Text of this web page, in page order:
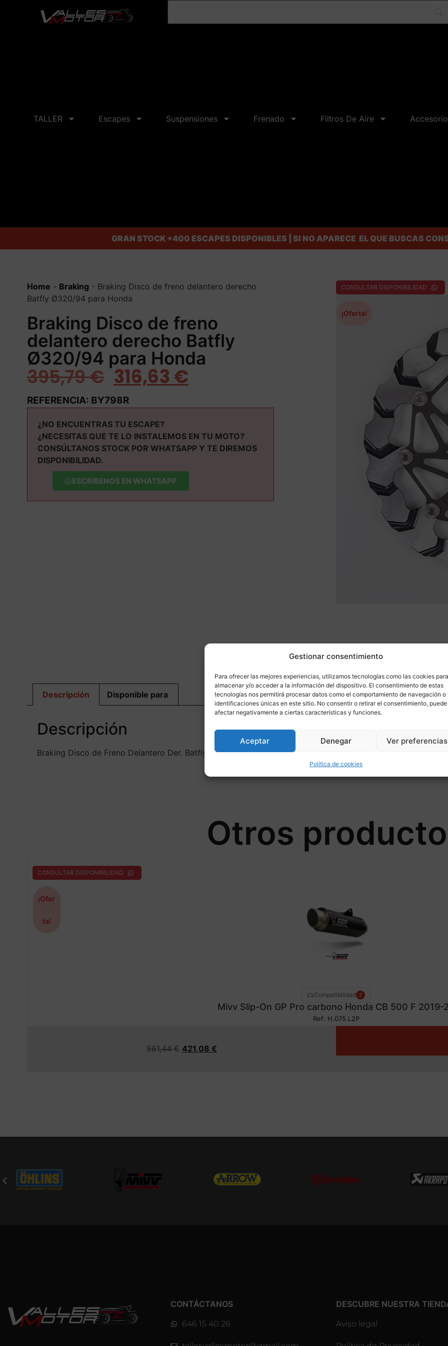
Gestionar consentimiento
Para ofrecer las mejores experiencias, utilizamos tecnologías como las cookies para
almacenar y/o acceder a la información del dispositivo. El consentimiento de estas
tecnologías nos permitirá procesar datos como el comportamiento de navegación o
identificaciones únicas en este sitio. No consentir o retirar el consentimiento, puede
afectar negativamente a ciertas características y funciones.
Aceptar Denegar Ver preferencias
Política de cookies
TALLER Escapes Suspensiones Frenado Filtros De Aire
GRAN STOCK +400 ESCAPES DISPONIBLES | SI NO APARECE EL QUE BUSCAS
Home - Braking - Braking Disco de freno delantero derecho
Batfly Ø320/94 para Honda
Braking Disco de freno
delantero derecho Batfly
Ø320/94 para Honda
395,79€ 316,63 €
REFERENCIA: BY798R
¿NO ENCUENTRAS TU ESCAPE?
¿NECESITAS QUE TE LO INSTALEMOS EN TU MOTO?
CONSÚLTANOS STOCK POR WHATSAPP Y TE DIREMOS
DISPONIBILIDAD.
ESCRÍBENOS EN WHATSAPP
CONSULTAR DISPONIBILIDAD
¡Oferta!
Más
Descripción Disponible para
Descripción
Braking Disco de Freno Delantero Der. Batfly Ø320/94 para HONDA
Otros
CONSULTAR DISPONIBILIDAD
¡Ofer
ta!
Compatibilidad 2
Mivv Slip-On GP Pro carbono Honda CB 500 F 2019-
Ref: H.075.L2P
561,44€ 421,08 €
CONTÁCTANOS
646 15 40 26
DESCUBRE NUESTRA
Aviso legal